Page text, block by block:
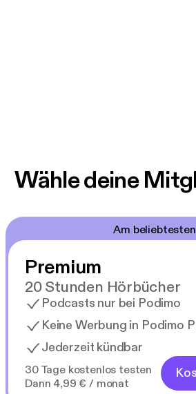
Wähle deine
Am beliebtesten
Premium
20 Stunden Hörbücher
Podcasts nur bei Podimo
Keine Werbung in Podimo
Jederzeit kündbar
30 Tage kostenlos testen
Dann 4,99 € / monat